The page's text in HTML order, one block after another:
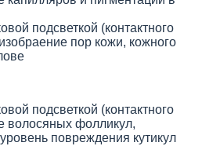
подсветкой (контактного
пор кожи, кожного
подсветкой (контактного
волосяных фолликул,
повреждения кутикул